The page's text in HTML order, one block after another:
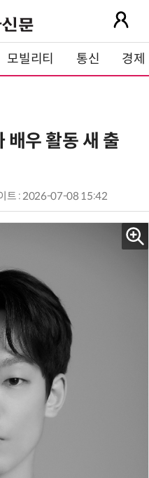
모빌리티 통신 경제
배우 활동 새 출
트 : 2026-07-08 15:42